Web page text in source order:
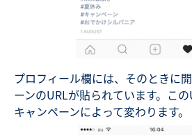
プロフィール欄には、そのときに
ーンのURLが貼られています。こ
キャンペーンによって変わります。